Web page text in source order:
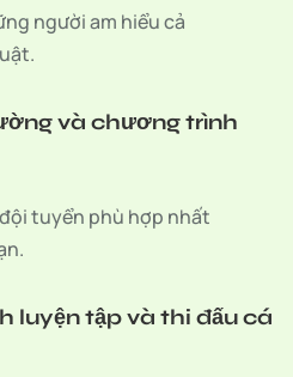
người am hiểu cả
và chương trình
tuyển phù hợp nhất
luyện tập và thi đấu cá